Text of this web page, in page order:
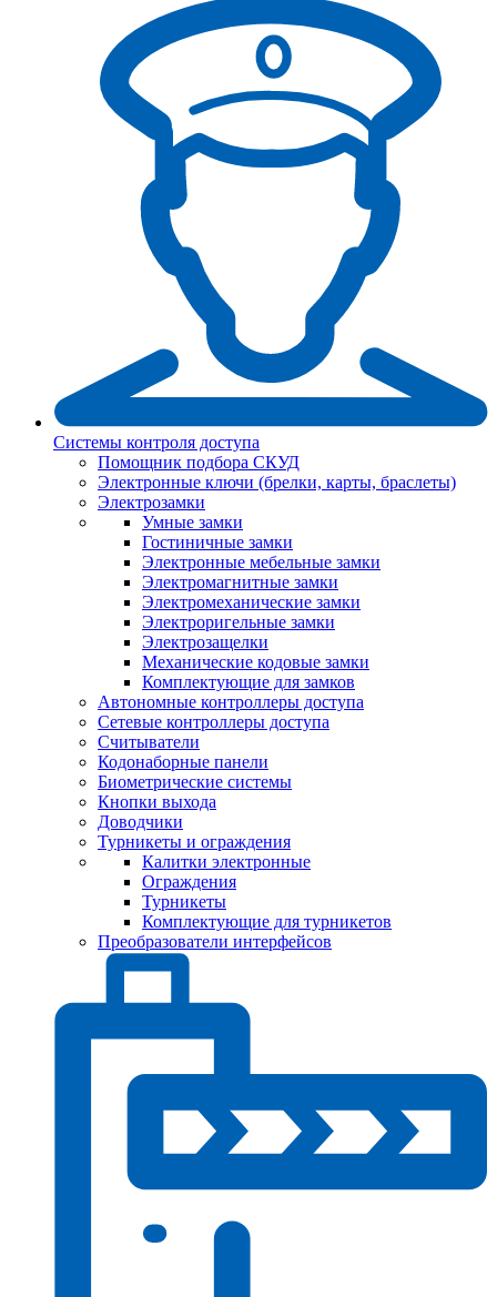
Системы контроля доступа
Помощник подбора СКУД
Электронные ключи (брелки, карты, браслеты)
Электрозамки
Умные замки
Гостиничные замки
Электронные мебельные замки
Электромагнитные замки
Электромеханические замки
Электроригельные замки
Электрозащелки
Механические кодовые замки
Комплектующие для замков
Автономные контроллеры доступа
Сетевые контроллеры доступа
Считыватели
Кодонаборные панели
Биометрические системы
Кнопки выхода
Доводчики
Турникеты и ограждения
Калитки электронные
Ограждения
Турникеты
Комплектующие для турникетов
Преобразователи интерфейсов